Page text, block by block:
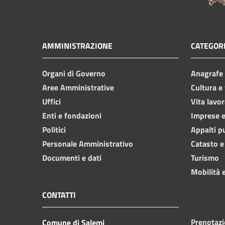
AMMINISTRAZIONE
Organi di Governo
Aree Amministrative
Uffici
Enti e fondazioni
Politici
Personale Amministrativo
Documenti e dati
Cultura
Vita
Imprese
Appalti
Catasto
Turismo
Mobilità
CONTATTI
Comune di Salemi